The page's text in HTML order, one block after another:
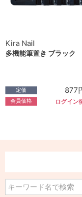
Kira Nail
多機能筆置き ブラック
定価 877
会員価格 ログイン